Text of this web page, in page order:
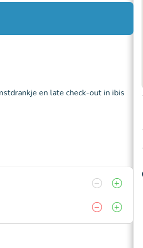
en late check-out in ibis